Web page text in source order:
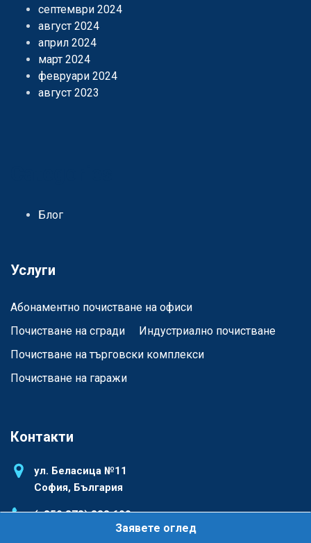
Заявете оглед
септември 2024
август 2024
април 2024
март 2024
февруари 2024
август 2023
Блог
Услуги
Абонаментно почистване на офиси
Почистване на сгради
Индустриално почистване
Почистване на търговски комплекси
Почистване на гаражи
Контакти
ул. Беласица №11
София, България
(+359 878) 833 600